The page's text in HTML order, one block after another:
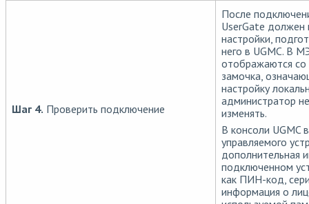
Шаг 4. Проверить подключение
После
UserGate должен
настройки,
него в UGMC. В
отображаются со
замочка,
настройку
администратор
изменять.
В консоли UGMC
управляемого
дополнительная
подключенном
как ПИН-код,
информация о